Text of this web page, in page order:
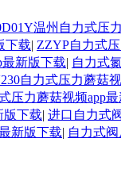
温州自力式压
下载| ZZYP自力式
新版下载| 自力式
自力式压力蘑菇
压力蘑菇视频app
版下载| 进口自力式
新版下载| 自力式